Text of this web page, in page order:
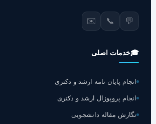
💬
📞
✉️
🎓خدمات اصلی
انجام پایان نامه ارشد و دکتری
انجام پروپوزال ارشد و دکتری
نگارش مقاله دانشجویی